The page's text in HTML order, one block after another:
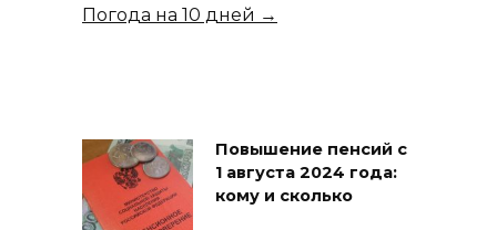
Погода на 10 дней →
Повышение пенсий с
1 августа 2024 года:
кому и сколько